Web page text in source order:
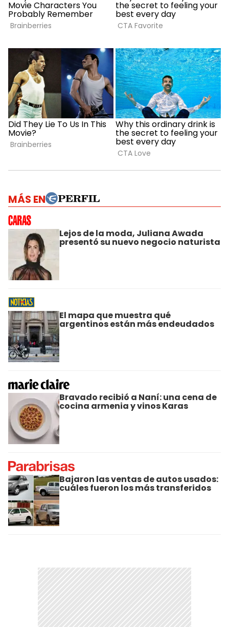
MÁS EN
Lejos de la moda, Juliana Awada
presentó su nuevo negocio naturista
El mapa que muestra qué
argentinos están más endeudados
Bravado recibió a Naní: una cena de
cocina armenia y vinos Karas
Bajaron las ventas de autos usados:
cuáles fueron los más transferidos